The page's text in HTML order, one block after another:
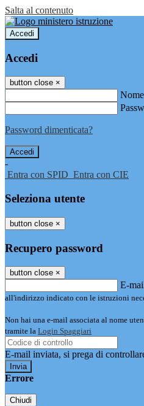
Salta al contenuto
Accedi
Accedi
button close ×
Password dimenticata?
-
Entra con SPID Entra con CIE
Seleziona utente
button close ×
Recupero password
button close ×
E-
all'indirizzo indicato con le istruzioni
Non hai una e-mail associata al nome
tramite la Login Spaggiari
E-mail inviata, si prega di
Errore
Chiudi